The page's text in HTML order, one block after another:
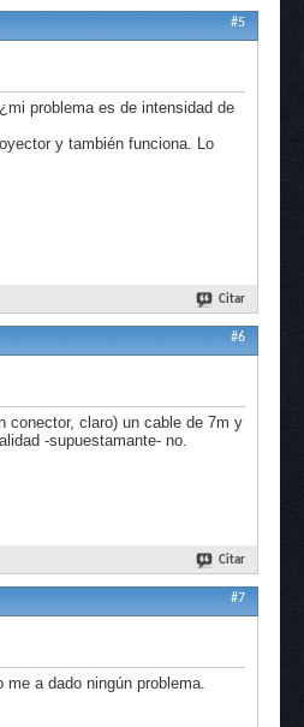
#5
problema es de intensidad de
y también funciona. Lo
Citar
#6
conector, claro) un cable de 7m y
-supuestamante- no.
Citar
#7
a dado ningún problema.